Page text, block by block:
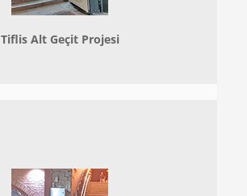
Tiflis Alt Geçit Projesi